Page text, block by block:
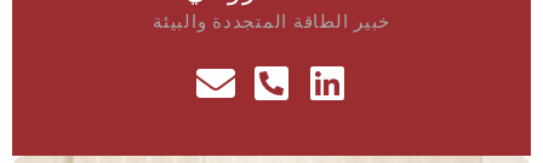
خبير الطاقة المتجددة والبيئة